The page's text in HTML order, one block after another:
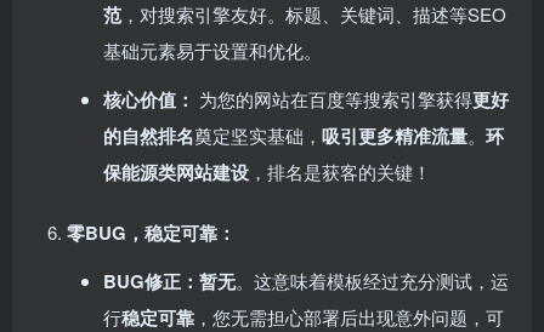
范 ，对搜索引擎友好。标题、关键词、描述等SEO
基础元素易于设置和优化。
核心价值：​ 为您的网站在百度等搜索引擎获得更好
的自然排名奠定坚实基础，​ 吸引更多精准流量。​ 环
保能源类网站建设 ，排名是获客的关键！
零BUG，稳定可靠：​
BUG修正：暂无。这意味着模板经过充分测试，运
行稳定可靠 ，您无需担心部署后出现意外问题，可